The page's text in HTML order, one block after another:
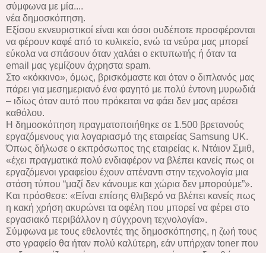
σύμφωνα με μία....
νέα δημοσκόπηση.
Εξίσου εκνευριστικοί είναι και όσοι ουδέποτε προσφέρονται
να φέρουν καφέ από το κυλικείο, ενώ τα νεύρα μας μπορεί
εύκολα να σπάσουν όταν χαλάει ο εκτυπωτής ή όταν τα
email μας γεμίζουν άχρηστα spam.
Στο «κόκκινο», όμως, βρισκόμαστε και όταν ο διπλανός μας
πάρει για μεσημεριανό ένα φαγητό με πολύ έντονη μυρωδιά
– ιδίως όταν αυτό που πρόκειται να φάει δεν μας αρέσει
καθόλου.
Η δημοσκόπηση πραγματοποιήθηκε σε 1.500 βρετανούς
εργαζόμενους για λογαριασμό της εταιρείας Samsung UK.
Όπως δήλωσε ο εκπρόσωπος της εταιρείας κ. Ντάιον Σμιθ,
«έχει πραγματικά πολύ ενδιαφέρον να βλέπει κανείς πως οι
εργαζόμενοι γραφείου έχουν απέναντι στην τεχνολογία μια
στάση τύπου “μαζί δεν κάνουμε και χώρια δεν μπορούμε”».
Και πρόσθεσε: «Είναι επίσης θλιβερό να βλέπει κανείς πως
η κακή χρήση ακυρώνει τα οφέλη που μπορεί να φέρει στο
εργασιακό περιβάλλον η σύγχρονη τεχνολογία».
Σύμφωνα με τους εθελοντές της δημοσκόπησης, η ζωή τους
στο γραφείο θα ήταν πολύ καλύτερη, εάν υπήρχαν toner που